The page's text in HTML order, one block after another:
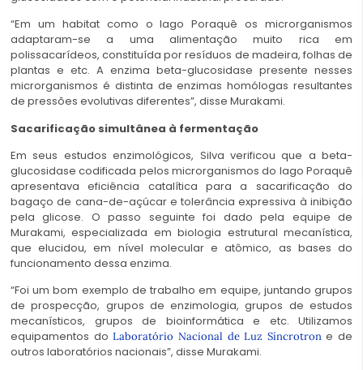
“Em um habitat como o lago Poraquê os microrganismos
adaptaram-se a uma alimentação muito rica em
polissacarídeos, constituída por resíduos de madeira, folhas de
plantas e etc. A enzima beta-glucosidase presente nesses
microrganismos é distinta de enzimas homólogas resultantes
de pressões evolutivas diferentes”, disse Murakami.
Sacarificação simultânea à fermentação
Em seus estudos enzimológicos, Silva verificou que a beta-
glucosidase codificada pelos microrganismos do lago Poraquê
apresentava eficiência catalítica para a sacarificação do
bagaço de cana-de-açúcar e tolerância expressiva à inibição
pela glicose. O passo seguinte foi dado pela equipe de
Murakami, especializada em biologia estrutural mecanística,
que elucidou, em nível molecular e atômico, as bases do
funcionamento dessa enzima.
“Foi um bom exemplo de trabalho em equipe, juntando grupos
de prospecção, grupos de enzimologia, grupos de estudos
mecanísticos, grupos de bioinformática e etc. Utilizamos
equipamentos doLaboratório Nacional de Luz Síncrotrone de
outros laboratórios nacionais”, disse Murakami.